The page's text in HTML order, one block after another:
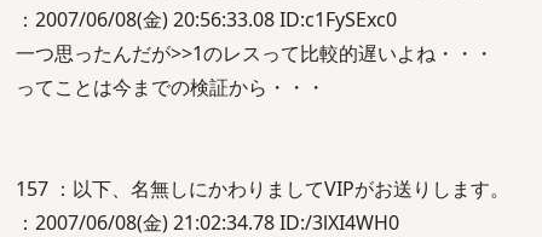
：2007/06/08(金) 20:56:33.08 ID:c1FySExc0
一つ思ったんだが>>1のレスって比較的遅いよね・・・
ってことは今までの検証から・・・
157 ：以下、名無しにかわりましてVIPがお送りします。
：2007/06/08(金) 21:02:34.78 ID:/3lXI4WH0